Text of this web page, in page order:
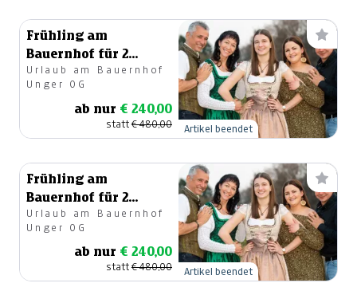
Frühling am
Bauernhof für 2
Personen
Urlaub am Bauernhof
Unger OG
ab nur € 240,00
statt€ 480,00 Artikel beendet
Frühling am
Bauernhof für 2
Personen
Urlaub am Bauernhof
Unger OG
ab nur € 240,00
statt€ 480,00 Artikel beendet